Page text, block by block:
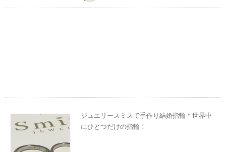
ジュエリースミスで手作り結婚指輪＊世界中
にひとつだけの指輪！